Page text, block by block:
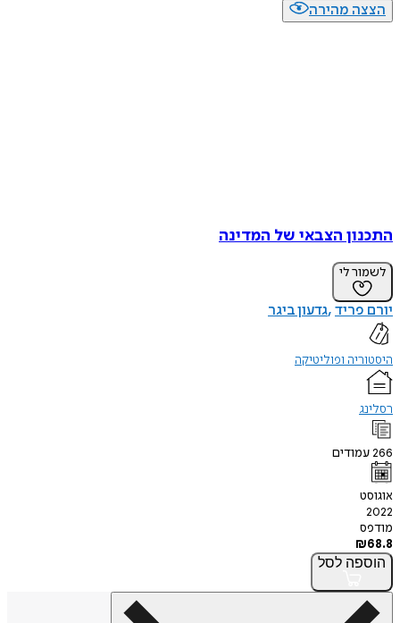
הצצה מהירה
התכנון הצבאי של המדינה
לשמור לי
יורם פריד גדעון ביגר
היסטוריה ופוליטיקה
רסלינג
266עמודים
אוגוסט
2022
מודפס
₪68.8
הוספה לסל